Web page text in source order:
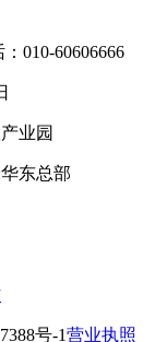
010-60606666
业园
东总部
号-1营业执照